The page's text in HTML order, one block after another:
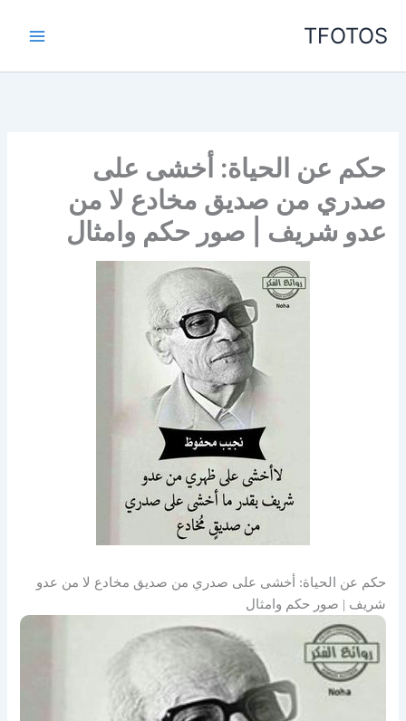
TFOTOS
حكم عن الحياة: أخشى على
صدري من صديق مخادع لا من
عدو شريف | صور حكم وامثال
حكم عن الحياة: أخشى على صدري من صديق مخادع لا من عدو
شريف | صور حكم وامثال